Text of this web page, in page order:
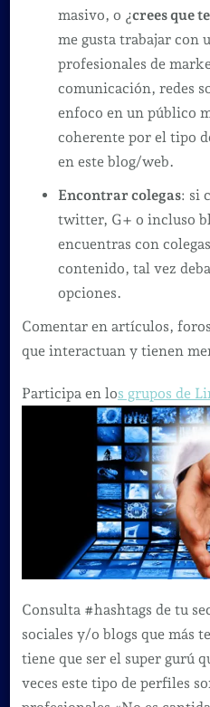
masivo, o ¿crees que
me gusta trabajar con
profesionales de
comunicación, redes
enfoco en un público
coherente por el tipo
en este blog/web.
Encontrar colegas: si
twitter, G+ o incluso
encuentras con
contenido, tal vez
opciones.
Comentar en artículos,
que interactuan y tienen
Participa en los grupos de
Consulta #hashtags de tu
sociales y/o blogs que más
tiene que ser el super gurú
veces este tipo de perfiles